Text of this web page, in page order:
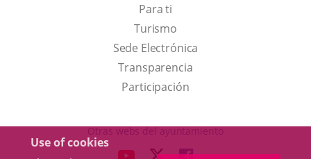
Use of cookies
Para ti
TurismoThis
link
will
open
a
Sede Electrónica
Transparencia
Participación
Otras webs del ayuntamiento
LINK LINKLINK